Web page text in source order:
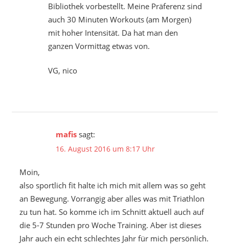
Bibliothek vorbestellt. Meine Präferenz sind
auch 30 Minuten Workouts (am Morgen)
mit hoher Intensität. Da hat man den
ganzen Vormittag etwas von.
VG, nico
mafis sagt:
16. August 2016 um 8:17 Uhr
Moin,
also sportlich fit halte ich mich mit allem was so geht
an Bewegung. Vorrangig aber alles was mit Triathlon
zu tun hat. So komme ich im Schnitt aktuell auch auf
die 5-7 Stunden pro Woche Training. Aber ist dieses
Jahr auch ein echt schlechtes Jahr für mich persönlich.